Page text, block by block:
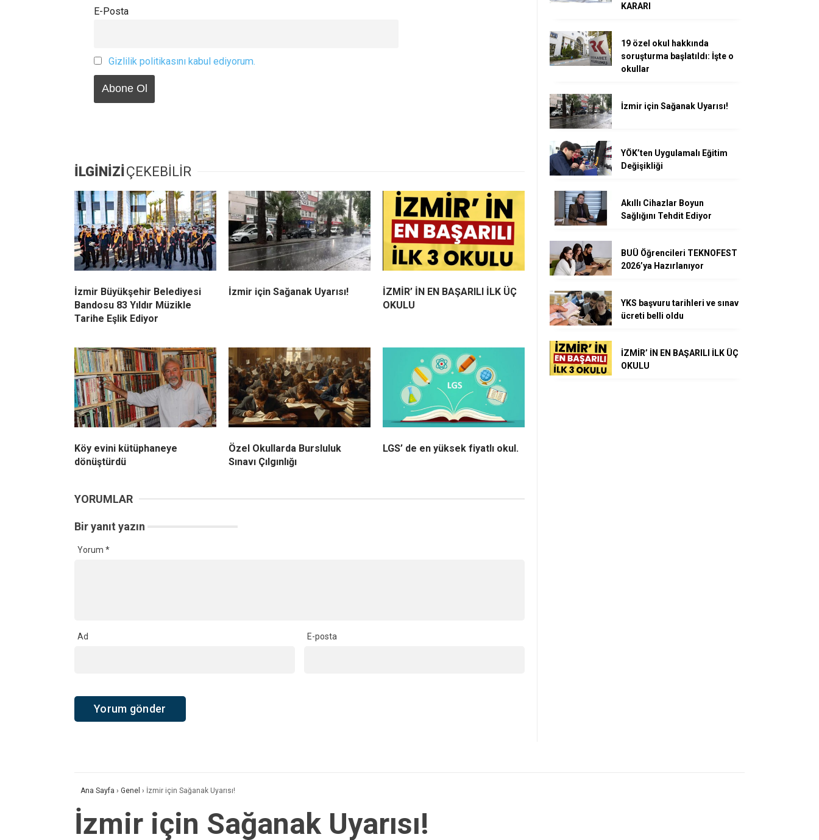
E-Posta
Gizlilik politikasını kabul ediyorum.
İLGİNİZİÇEKEBİLİR
İzmir Büyükşehir Belediyesi
Bandosu 83 Yıldır Müzikle
Tarihe Eşlik Ediyor
İzmir için Sağanak Uyarısı!
İZMİR’ İN EN BAŞARILI İLK ÜÇ
OKULU
Köy evini kütüphaneye
dönüştürdü
Özel Okullarda Bursluluk
Sınavı Çılgınlığı
LGS’ de en yüksek fiyatlı okul.
YORUMLAR
Bir yanıt yazın
Yorum *
Ad E-posta
KARARI
19 özel okul hakkında
soruşturma başlatıldı: İşte o
okullar
İzmir için Sağanak Uyarısı!
YÖK’ten Uygulamalı Eğitim
Değişikliği
Akıllı Cihazlar Boyun
Sağlığını Tehdit Ediyor
BUÜ Öğrencileri TEKNOFEST
2026’ya Hazırlanıyor
YKS başvuru tarihleri ve sınav
ücreti belli oldu
İZMİR’ İN EN BAŞARILI İLK ÜÇ
OKULU
Ana Sayfa › Genel › İzmir için Sağanak Uyarısı!
İzmir için Sağanak Uyarısı!